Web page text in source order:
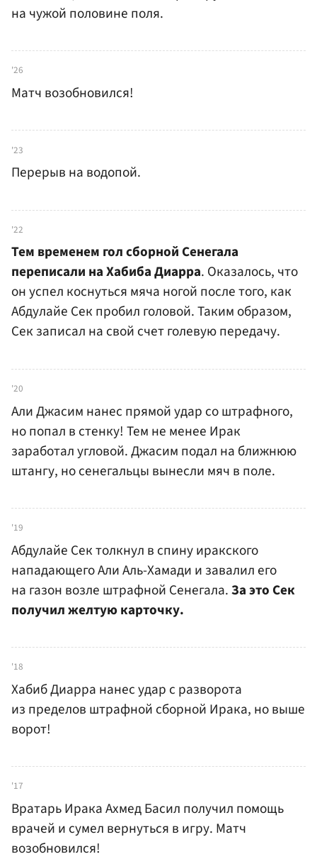
на чужой половине поля.
'26
Матч возобновился!
'23
Перерыв на водопой.
'22
Тем временем гол сборной Сенегала
переписали на Хабиба Диарра. Оказалось, что
он успел коснуться мяча ногой после того, как
Абдулайе Сек пробил головой. Таким образом,
Сек записал на свой счет голевую передачу.
'20
Али Джасим нанес прямой удар со штрафного,
но попал в стенку! Тем не менее Ирак
заработал угловой. Джасим подал на ближнюю
штангу, но сенегальцы вынесли мяч в поле.
'19
Абдулайе Сек толкнул в спину иракского
нападающего Али Аль-Хамади и завалил его
на газон возле штрафной Сенегала.За это Сек
получил желтую карточку.
'18
Хабиб Диарра нанес удар с разворота
из пределов штрафной сборной Ирака, но выше
ворот!
'17
Вратарь Ирака Ахмед Басил получил помощь
врачей и сумел вернуться в игру. Матч
возобновился!